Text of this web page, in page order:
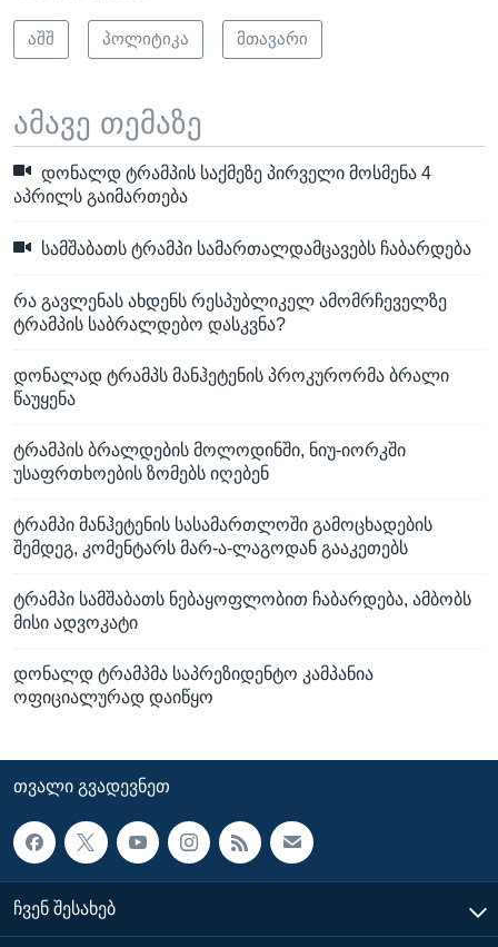
აშშ პოლიტიკა მთავარი
ამავე თემაზე
დონალდ ტრამპის საქმეზე პირველი მოსმენა 4
აპრილს გაიმართება
სამშაბათს ტრამპი სამართალდამცავებს ჩაბარდება
რა გავლენას ახდენს რესპუბლიკელ ამომრჩეველზე
ტრამპის საბრალდებო დასკვნა?
დონალად ტრამპს მანჰეტენის პროკურორმა ბრალი
წაუყენა
ტრამპის ბრალდების მოლოდინში, ნიუ-იორკში
უსაფრთხოების ზომებს იღებენ
ტრამპი მანჰეტენის სასამართლოში გამოცხადების
შემდეგ, კომენტარს მარ-ა-ლაგოდან გააკეთებს
ტრამპი სამშაბათს ნებაყოფლობით ჩაბარდება, ამბობს
მისი ადვოკატი
დონალდ ტრამპმა საპრეზიდენტო კამპანია
ოფიციალურად დაიწყო
ᲗᲕᲐᲚᲘ ᲒᲕᲐᲓᲔᲕᲜᲔᲗ
ᲩᲕᲔᲜ ᲨᲔᲡᲐᲮᲔᲑ